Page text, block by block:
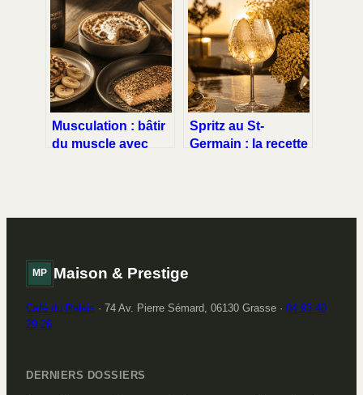
pour des biscuits
gourmands et
sains
matin réussi
Musculation : bâtir
du muscle avec
Spritz au St-
Germain : la recette
MP Maison & Prestige
Café du Palais · 74 Av. Pierre Sémard, 06130 Grasse · 04 93 40
29 26
DERNIERS DOSSIERS